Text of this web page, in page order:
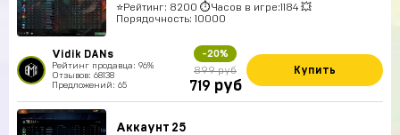
⭐️Рейтинг: 8200 ⏱Часов в игре:1184 💥
Порядочность: 10000
Vidik DANs
Рейтинг продавца: 96%
Отзывов: 68138
Предложений: 65
-20%
899 руб
719 руб
Купить
Аккаунт 25